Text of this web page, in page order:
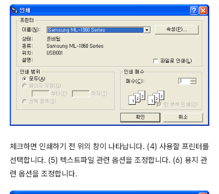
체크하면 인쇄하기 전 위의 창이 나타납니다. (4) 사용할 프린터를
선택합니다. (5) 텍스트파일 관련 옵션을 조정합니다. (6) 용지 관
련 옵션을 조정합니다.